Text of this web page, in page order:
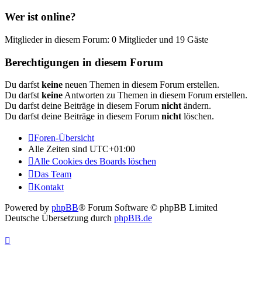
Wer ist online?
Mitglieder in diesem Forum: 0 Mitglieder und 19 Gäste
Berechtigungen in diesem Forum
Du darfst keine neuen Themen in diesem Forum erstellen.
Du darfst keine Antworten zu Themen in diesem Forum erstellen.
Du darfst deine Beiträge in diesem Forum nicht ändern.
Du darfst deine Beiträge in diesem Forum nicht löschen.
Foren-Übersicht
Alle Zeiten sind UTC+01:00
Alle Cookies des Boards löschen
Das Team
Kontakt
Powered by phpBB® Forum Software © phpBB Limited
Deutsche Übersetzung durch phpBB.de